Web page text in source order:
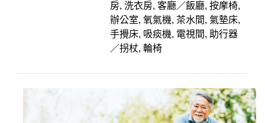
房, 洗衣房, 客廳／飯廳, 按摩椅,
辦公室, 氧氣機, 茶水間, 氣墊床,
手攪床, 吸痰機, 電視間, 助行器
／拐杖, 輪椅